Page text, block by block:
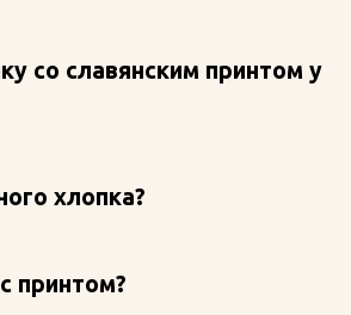
со славянским принтом у
хлопка?
принтом?